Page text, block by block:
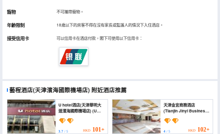
寵物 不可攜帶寵物。
年齡限制 18歲以下的房客不得在沒有家長或監護人的情況下入住酒店。
接受信用卡 可以信用卡在酒店付款，閣下可使用以下信用卡：
藝程酒店(天津濱海國際機場店) 附近酒店推薦
U hotel酒店(天津華明大
道濱海國際機場店) (U
3.7 / 5 HKD 101+
天津金宜商務酒店
(Tianjin Jinyi Business
4/ 5 HKD 102+